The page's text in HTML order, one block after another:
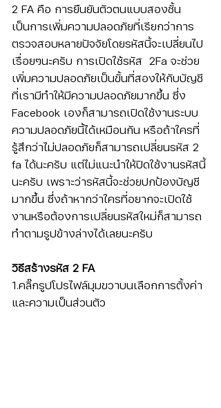
2 FA คือ การยืนยันตัวตนแบบสองชั้น
เป็นการเพิ่มความปลอดภัยที่เรียกว่าการ
ตรวจสอบหลายปัจจัยโดยรหัสนี้จะเปลี่ยนไป
เรื่อยๆนะครับ การเปิดใช้รหัส  2Fa จะช่วย
เพิ่มความปลอดภัยเป็นขั้นที่สองให้กับบัญชี
ที่เรามีทำให้มีความปลอดภัยมากขึ้น ซึ่ง
Facebook เองก็สามารถเปิดใช้งานระบบ
ความปลอดภัยนี้ได้เหมือนกัน หรือถ้าใครที่
รู้สึกว่าไม่ปลอดภัยก็สามารถเปลี่ยนรหัส 2
fa ได้นะครับ แต่ไม่แนะนำให้ปิดใช้งานรหัสนี้
นะครับ เพราะว่ารหัสนี้จะช่วยปกป้องบัญชี
มากขึ้น ซึ่งถ้าหากว่าใครที่อยากจะเปิดใช้
งานหรือต้องการเปลี่ยนรหัสใหม่ก็สามารถ
ทำตามรูปข้างล่างได้เลยนะครับ
วิธีสร้างรหัส 2 FA
1.คลิ๊กรูปโปรไฟล์มุมขวาบนเลือกการตั้งค่า
และความเป็นส่วนตัว